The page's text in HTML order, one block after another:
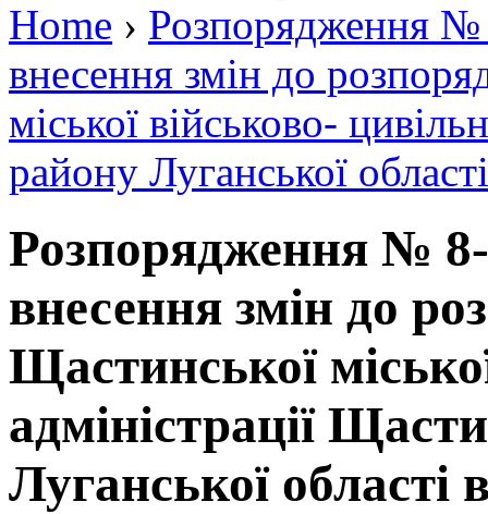
Home › Розпорядження №
внесення змін до
міської військово-
району Луганської
Розпорядження №
внесення змін до
Щастинської
адміністрації
Луганської області